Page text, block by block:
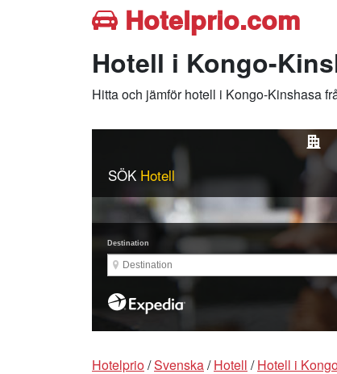
Hotelprio.com
Hotell i Kongo-
Hitta och jämför hotell i Kongo-Kinshasa
Hotelprio/Svenska/Hotell /Hotell i